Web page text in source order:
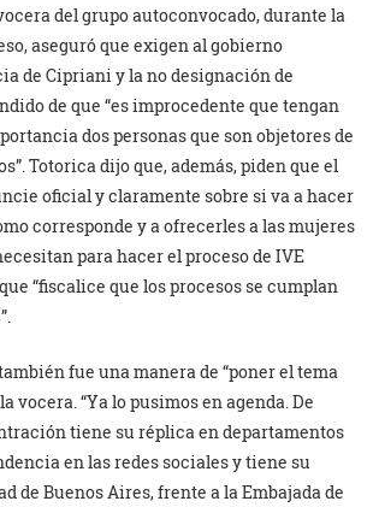
del grupo autoconvocado, durante la
aseguró que exigen al gobierno
de Cipriani y la no designación de
de que “es improcedente que tengan
dos personas que son objetores de
Totorica dijo que, además, piden que el
oficial y claramente sobre si va a hacer
corresponde y a ofrecerles a las mujeres
para hacer el proceso de IVE
“fiscalice que los procesos se cumplan
fue una manera de “poner el tema
vocera. “Ya lo pusimos en agenda. De
tiene su réplica en departamentos
en las redes sociales y tiene su
de Buenos Aires, frente a la Embajada de